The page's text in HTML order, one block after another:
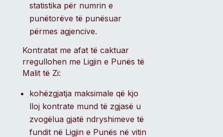
statistika për numrin e
punëtorëve të punësuar
përmes agjencive.
Kontratat me afat të caktuar
rregullohen me Ligjin e Punës të
Malit të Zi:
kohëzgjatja maksimale që kjo
lloj kontrate mund të zgjasë u
zvogëlua gjatë ndryshimeve të
fundit në Ligjin e Punës në vitin